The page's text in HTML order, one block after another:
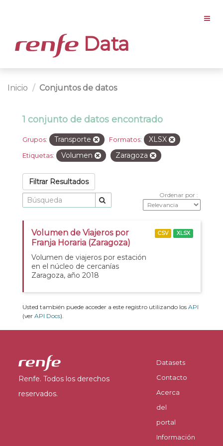
Data
Inicio Conjuntos de datos
1 conjunto de datos encontrado
Grupos: Transporte Formatos: XLSX
Etiquetas: Volumen Zaragoza
Filtrar Resultados
Ordenar por
Volumen de Viajeros por
Franja Horaria (Zaragoza)
Volumen de viajeros por estación
en el núcleo de cercanías
Zaragoza, año 2018
CSV XLSX
Usted también puede acceder a este registro utilizando los API
(ver API Docs).
Renfe. Todos los derechos
reservados.
Datasets
Contacto
Acerca
del
portal
Información